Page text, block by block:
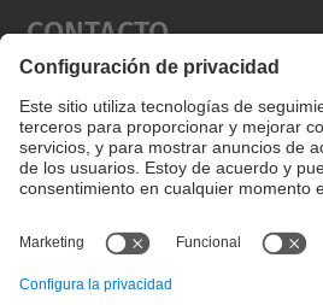
powered by
Contacto
Editad en la página "Contacto
encontraréis en la raíz de
personalizados de contacto.
Formulario de contacto